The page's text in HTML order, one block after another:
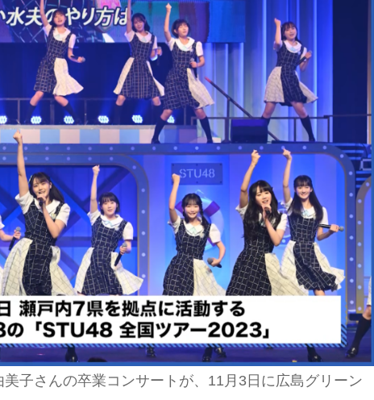
子さんの卒業コンサートが、11月3日に広島グリーン